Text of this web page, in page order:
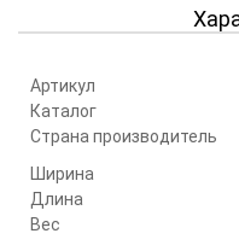
Артикул
Каталог
Страна производитель
Ширина
Длина
Вес